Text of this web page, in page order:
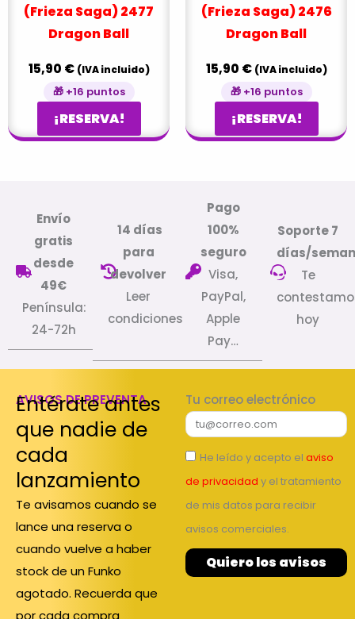
(Frieza Saga) 2477
Dragon Ball
15,90 € (IVA incluido)
🎁 +16 puntos
¡RESERVA!
(Frieza Saga) 2476
Dragon Ball
15,90 € (IVA incluido)
🎁 +16 puntos
¡RESERVA!
Envío
gratis
desde
49€
Península:
24-72h
14 días
para
devolver
Leer
condiciones
Pago
100%
seguro
Visa,
PayPal,
Apple
Pay…
Soporte 7
días/
Te
hoy
AVISOS DE PREVENTA
Entérate antes
que nadie de
cada
lanzamiento
Te avisamos cuando se
lance una reserva o
cuando vuelve a haber
stock de un Funko
agotado. Recuerda que
Tu correo electrónico
He leído y acepto el aviso
de privacidad y el tratamiento
de mis datos para recibir
avisos comerciales.
Quiero los avisos